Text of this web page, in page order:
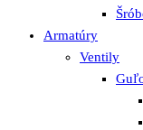
Armatúry
Ventily